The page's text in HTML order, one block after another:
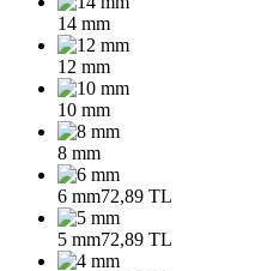
14 mm
12 mm
10 mm
8 mm
6 mm72,89 TL
5 mm72,89 TL